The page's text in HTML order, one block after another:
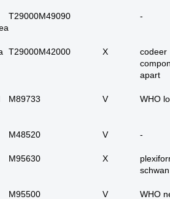
20. alle metastasen
21. alle melanomen in
slokdarm tot anus
uitgebreid (incl lever,
T29000M49090 -
T29000M42000 X
codeer
apart
M89733 V WHO
M48520 V -
M95630 X
M95500 V
WHO